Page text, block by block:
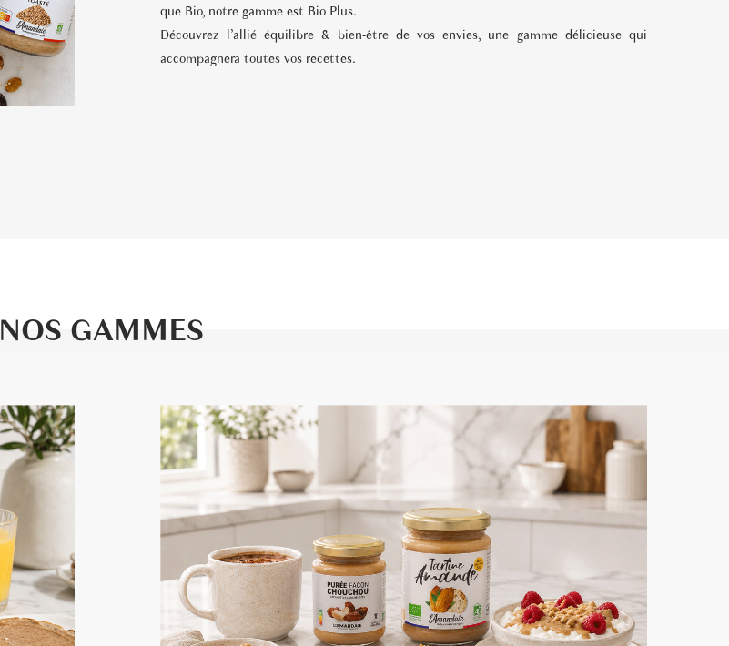
que Bio, notre gamme est Bio Plus.
Découvrez l’allié équilibre & bien-être de vos envies, une gamme délicieuse qui
accompagnera toutes vos recettes.
NOS GAMMES